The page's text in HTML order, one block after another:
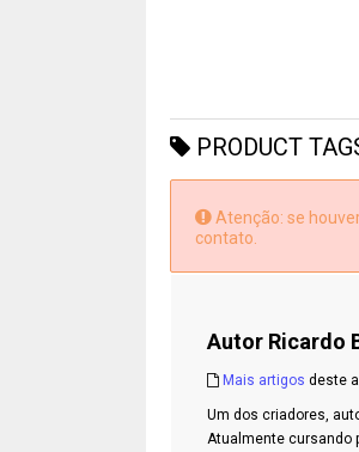
PRODUCT
Atenção: se
contato.
Autor Ricardo
Mais artigos deste
Um dos criadores,
Atualmente cursando